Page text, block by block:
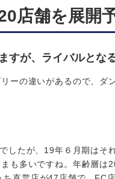
店舗を展開
が、ライバルとなる
の違いがあるので、ダ
たが、19年６月期はそ
も多いですね。年齢層